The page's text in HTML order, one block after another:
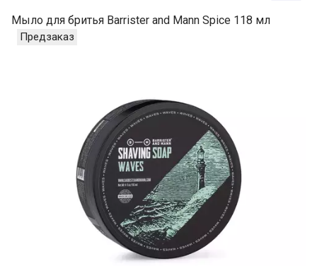
Мыло для бритья Barrister and Mann Spice 118 мл
Предзаказ